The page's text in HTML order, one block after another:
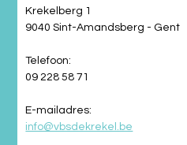
Krekelberg 1
9040 Sint-Amandsberg - Gent
Telefoon:
09 228 58 71
E-mailadres:
info@vbsdekrekel.be